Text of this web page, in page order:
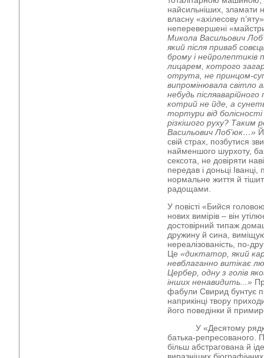
найсильніших, зламати
власну «ахілесову
неперевершені
Микола Васильович
який після приваб
брому і нейролептиків
лицарем, котрого
отрута, не принцом-
випромінювала світло
небудь
котрий не йде, а
тортури від
різкішого руху? Таким
Васильович Лоб’юк…»
свій страх, позбутися
найменшого шурхоту,
сексота, не довіряти
передав і доньці
нормальне життя й
радощами.
У повісті «Бийся
нових вимірів – він
достовірний типаж
дружину й сина,
нереалізованість, по-
Це «диктатор, який
невблаганно витікає
Цербер, одну з голів
інших ненавидить...»
фабули Свирид бунтує
наприкінці твору
його поведінки й
У «Десятому рядку»
батька-репресованого.
більш абстрагована й